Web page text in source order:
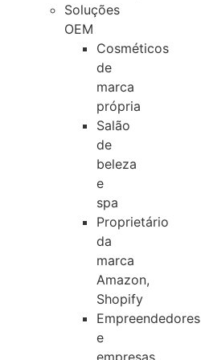
Soluções
OEM
Cosméticos
de
marca
própria
Salão
de
beleza
e
spa
Proprietário
da
marca
Amazon,
Shopify
Empreendedores
e